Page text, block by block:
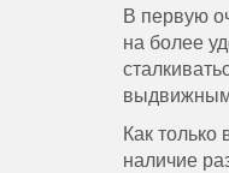
В первую
на более
Как только
наличие